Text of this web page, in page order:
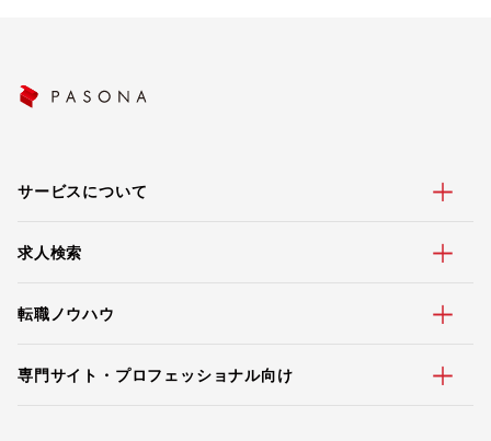
サービスについて
求人検索
転職ノウハウ
専門サイト・プロフェッショナル向け